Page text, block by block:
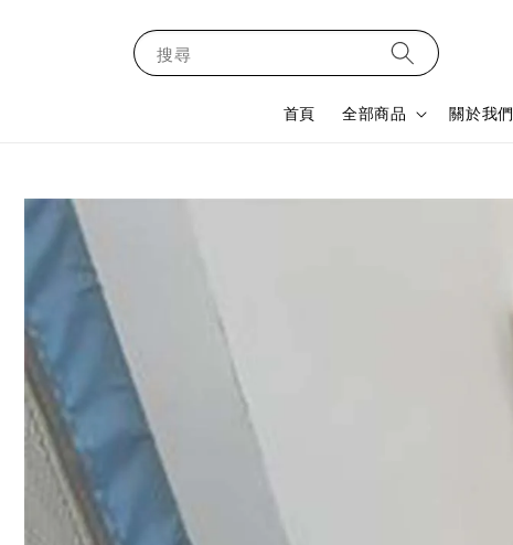
搜尋
首頁 全部商品 關於我們